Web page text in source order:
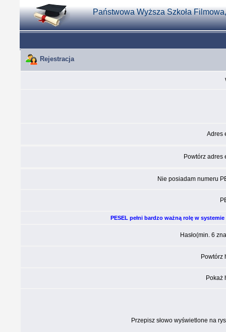
Państwowa Wyższa Szkoła
Rejestracja
Adres
Powtórz adres
Nie posiadam numeru
PESEL pełni bardzo ważną rolę w
Hasło(min. 6
Powtórz
Pokaż
Przepisz słowo wyświetlone na